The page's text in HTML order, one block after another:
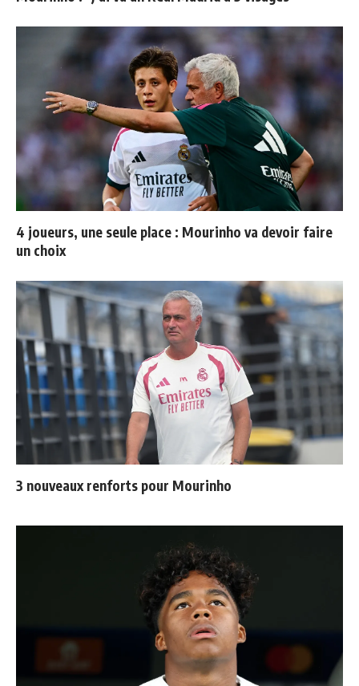
4 joueurs, une seule place : Mourinho va devoir faire
un choix
3 nouveaux renforts pour Mourinho